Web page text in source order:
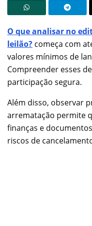
O que analisar no
leilão? começa com
valores mínimos de
Compreender esses
participação segura.
Além disso, observar
arrematação permite
finanças e
riscos de